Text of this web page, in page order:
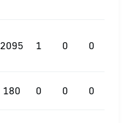
2095 1 0 0
180 0 0 0